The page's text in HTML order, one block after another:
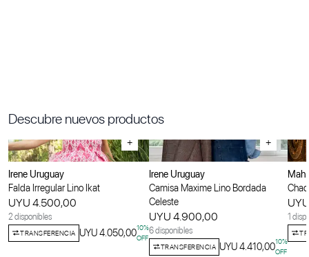
Descubre nuevos productos
+
Irene Uruguay
Falda Irregular Lino Ikat
UYU 4.500,00
2 disponibles
TRANSFERENCIA UYU 4.050,0010%
OFF
+
Irene Uruguay
Camisa Maxime Lino Bordada
Celeste
UYU 4.900,00
6 disponibles
TRANSFERENCIA UYU 4.410,0010%
OFF
1